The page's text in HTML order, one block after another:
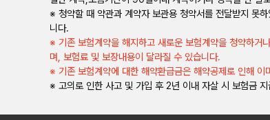
※ 청약할 때 약관과 계약자 보관용 청약서를 전달받지 못
니다.
※ 기존 보험계약을 해지하고 새로운 보험계약을 청약하거
며, 보험료 및 보장내용이 달라질 수 있습니다.
※ 기존 보험계약에 대한 해약환급금은 해약공제로 인해
※ 고의로 인한 사고 및 가입 후 2년 이내 자살 시 보험금 지